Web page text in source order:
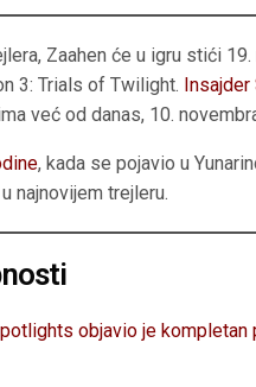
u
t
e
Zaahen će u igru stići
3: Trials of Twilight. Insajder
već od danas, 10.
, kada se pojavio u
najnovijem trejleru.
objavio je kompletan